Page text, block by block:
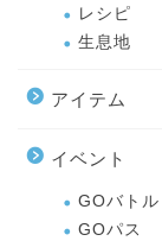
レシピ
生息地
アイテム
イベント
GOバト
GOパス